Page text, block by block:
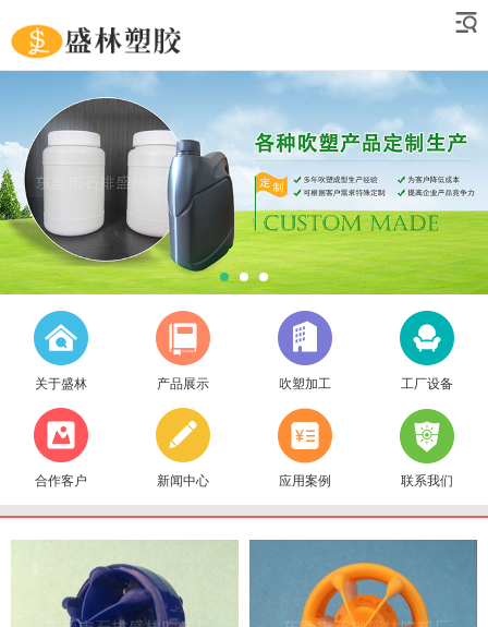
关于盛林 产品展示 吹塑加工 工厂设备
合作客户 新闻中心 应用案例 联系我们